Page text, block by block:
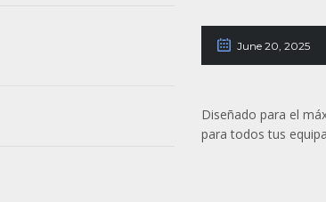
June 20, 2025
Diseñado para el
para todos tus